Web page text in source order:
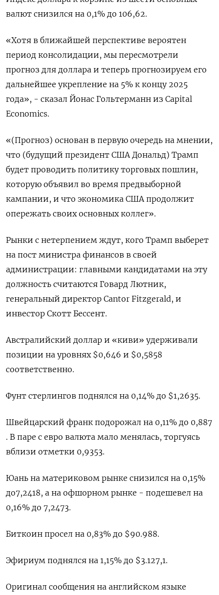
валют снизился на 0,1% до 106,62​.
«Хотя в ближайшей перспективе вероятен
период консолидации, мы пересмотрели
прогноз для доллара и теперь прогнозируем его
дальнейшее укрепление на 5% к концу 2025
года», - сказал Йонас Гольтерманн из Capital
Economics.
«(Прогноз) основан в первую очередь на мнении,
что (будущий президент США Дональд) Трамп
будет проводить политику торговых пошлин,
которую объявил во время предвыборной
кампании, и что экономика США продолжит
опережать своих основных коллег».
Рынки с нетерпением ждут, кого Трамп выберет
на пост министра финансов в своей
администрации: главными кандидатами на эту
должность считаются Говард Лютник,
генеральный директор Cantor Fitzgerald, и
инвестор Скотт Бессент.
Австралийский доллар и «киви» удерживали
позиции на уровнях $0,646​ и $0,5858​
соответственно.
Фунт стерлингов поднялся на 0,14% до $1,2635​.
Швейцарский франк подорожал на 0,11% до 0,887​
. В паре с евро валюта мало менялась, торгуясь
вблизи отметки 0,9353.
Юань на материковом рынке снизился на 0,15%
до​ 7,2418​, а на офшорном рынке - подешевел на
0,16% до 7,2473.
Биткоин просел на 0,83% до $90.988.
Эфириум поднялся на 1,15% до $3.127,1.
Оригинал сообщения на английском языке